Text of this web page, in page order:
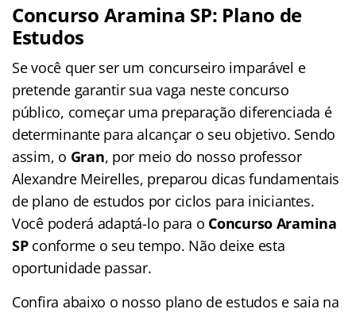
Concurso Aramina SP: Plano de
Estudos
Se você quer ser um concurseiro imparável e
pretende garantir sua vaga neste concurso
público, começar uma preparação diferenciada é
determinante para alcançar o seu objetivo. Sendo
assim, o Gran, por meio do nosso professor
Alexandre Meirelles, preparou dicas fundamentais
de plano de estudos por ciclos para iniciantes.
Você poderá adaptá-lo para o Concurso Aramina
SPconforme o seu tempo. Não deixe esta
oportunidade passar.
Confira abaixo o nosso plano de estudos e saia na